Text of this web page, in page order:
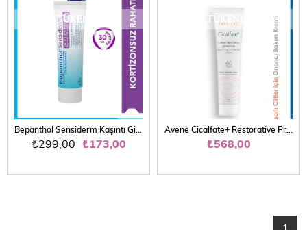
TÜKENDI
Bepanthol Sensiderm Kaşıntı Giderici Krem 20gr
₺173,00
₺299,00
TÜKENDI
Avene Cicalfate+ Restorative Protective Cream 40ml
₺568,00